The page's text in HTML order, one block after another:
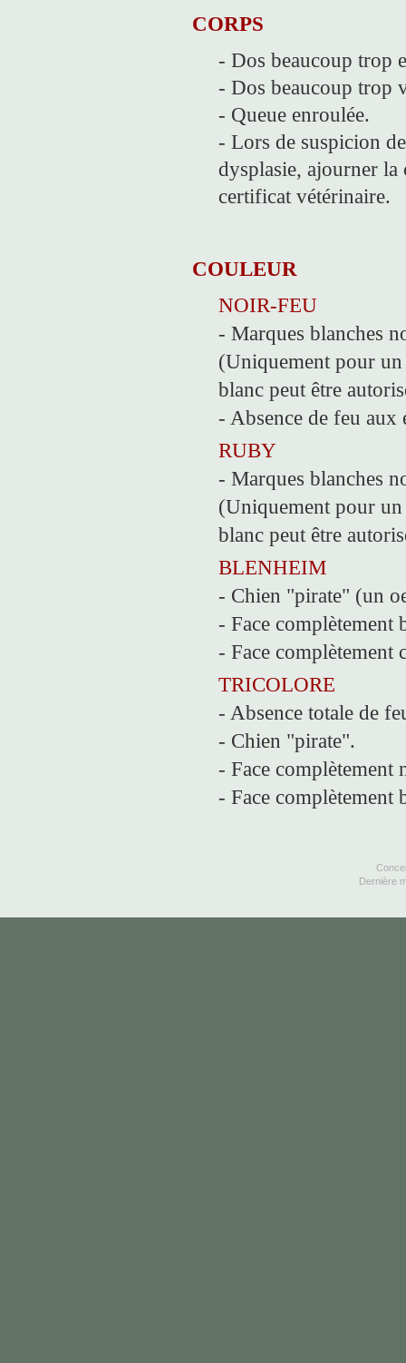
CORPS
- Dos beaucoup trop
- Dos beaucoup trop
- Queue enroulée.
- Lors de suspicion
dysplasie, ajourner
certificat vétérinaire.
COULEUR
NOIR-FEU
- Marques blanches
(Uniquement pour
blanc peut être
- Absence de feu aux
RUBY
- Marques blanches
(Uniquement pour
blanc peut être
BLENHEIM
- Chien "pirate" (un
- Face complètement
- Face complètement
TRICOLORE
- Absence totale de
- Chien "pirate".
- Face complètement
- Face complètement
Dernière